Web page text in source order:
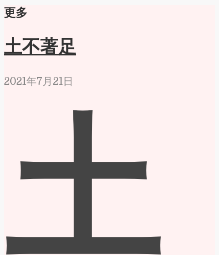
更多
土不著足
2021年7月21日
土